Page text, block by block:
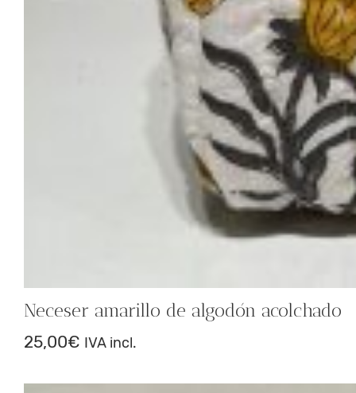
Neceser amarillo de algodón acolchado
25,00€ IVA incl.